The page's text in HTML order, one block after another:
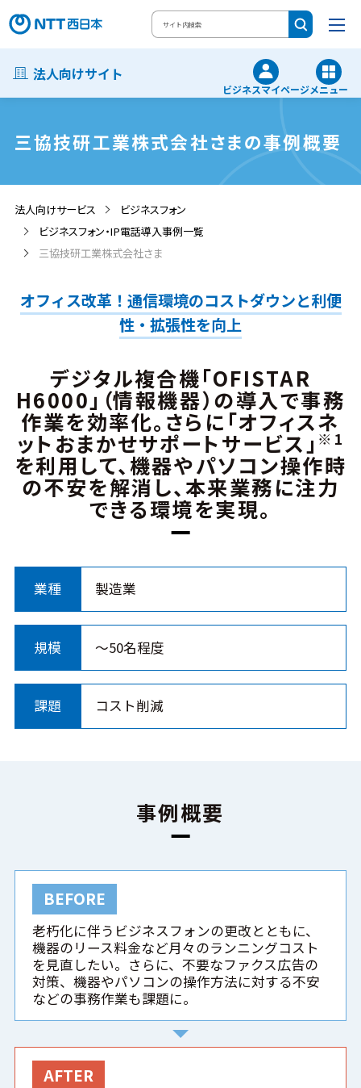
法人向けサイト
ビジネスマイページメニュー
三協技研工業株式会社さまの事例概要
法人向けサービス
ビジネスフォン
ビジネスフォン・IP電話導入事例一覧
三協技研工業株式会社さま
オフィス改革！通信環境のコストダウンと利便
性・拡張性を向上
デジタル複合機「OFISTAR
H6000」（情報機器）の導入で事務
作業を効率化。さらに「オフィスネ
ットおまかせサポートサービス」 ※1
を利用して、機器やパソコン操作時
の不安を解消し、本来業務に注力
できる環境を実現。
業種 製造業
規模 ～50名程度
課題 コスト削減
事例概要
BEFORE
老朽化に伴うビジネスフォンの更改とともに、
機器のリース料金など月々のランニングコスト
を見直したい。さらに、不要なファクス広告の
対策、機器やパソコンの操作方法に対する不安
などの事務作業も課題に。
AFTER